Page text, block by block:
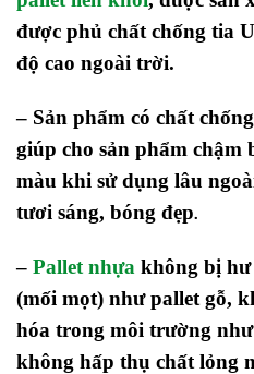
được phủ chất chống tia
độ cao ngoài trời.
– Sản phẩm có chất
giúp cho sản phẩm chậm
màu khi sử dụng lâu
tươi sáng, bóng đẹp.
– Pallet nhựa không bị hư
(mối mọt) như pallet gỗ,
hóa trong môi trường
không hấp thụ chất lỏng